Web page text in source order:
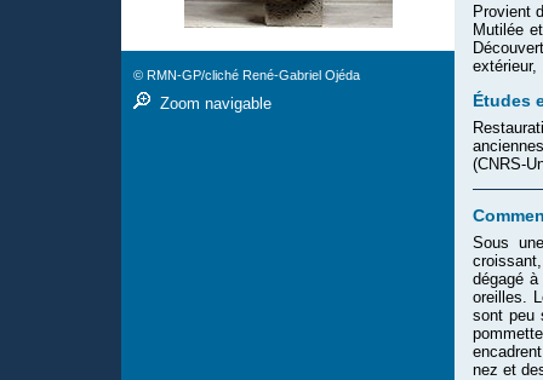
Provient
Mutilée
extérieur,
Études
(CNRS-
Sous
dégagé
oreilles.
sont peu
nez et
© RMN-GP/cliché René-Gabriel Ojéda
Zoom navigable